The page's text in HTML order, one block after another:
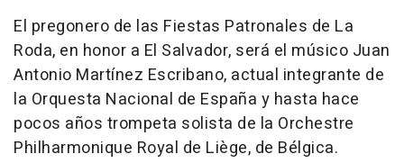
El pregonero de las Fiestas Patronales de La
Roda, en honor a El Salvador, será el músico Juan
Antonio Martínez Escribano, actual integrante de
la Orquesta Nacional de España y hasta hace
pocos años trompeta solista de la Orchestre
Philharmonique Royal de Liège, de Bélgica.